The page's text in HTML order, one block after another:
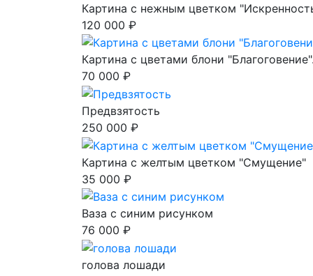
Картина с нежным цветком
120 000 ₽
Картина с цветами блони
70 000 ₽
Предвзятость
250 000 ₽
Картина с желтым цветком "Смущение"
35 000 ₽
Ваза с синим рисунком
76 000 ₽
голова лошади